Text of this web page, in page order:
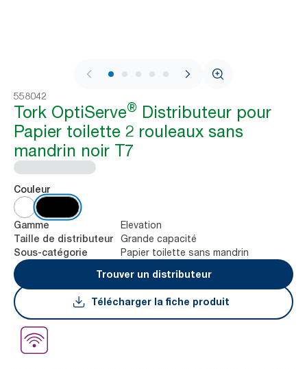
1 / 7
558042
Tork OptiServe® Distributeur pour
Papier toilette 2 rouleaux sans
mandrin noir T7
Couleur
Gamme Elevation
Taille de distributeur Grande capacité
Sous-catégorie
Papier toilette sans mandrin
Trouver un distributeur
Télécharger la fiche produit